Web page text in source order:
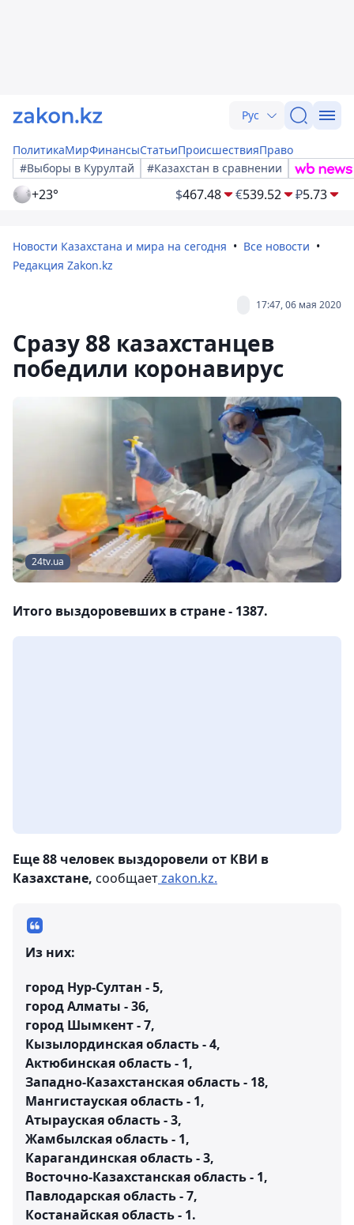
Рус
ПолитикаМирФинансыСтатьиПроисшествияПраво
#Выборы в Курултай
#Казахстан в сравнении
+23° $467.48 €539.52 ₽5.73
Новости Казахстана и мира на сегодня
Все новости
Редакция Zakon.kz
17:47, 06 мая 2020
Сразу 88 казахстанцев
победили коронавирус
24tv.ua
Итого выздоровевших в стране - 1387.
Еще 88 человек выздоровели от КВИ в
Казахстане, сообщаетzakon.kz.
Из них:
город Нур-Султан - 5,
город Алматы - 36,
город Шымкент - 7,
Кызылординская область - 4,
Актюбинская область - 1,
Западно-Казахстанская область - 18,
Мангистауская область - 1,
Атырауская область - 3,
Жамбылская область - 1,
Карагандинская область - 3,
Восточно-Казахстанская область - 1,
Павлодарская область - 7,
Костанайская область - 1.